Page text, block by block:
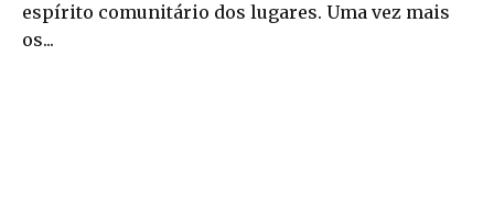
espírito comunitário dos lugares. Uma vez mais
os...